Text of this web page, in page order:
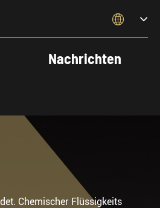

Nachrichten
Chemischer Flüssigkeits